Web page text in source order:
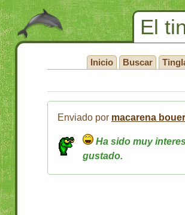
El
Inicio Buscar
Enviado por macarena
Ha sido muy
gustado.